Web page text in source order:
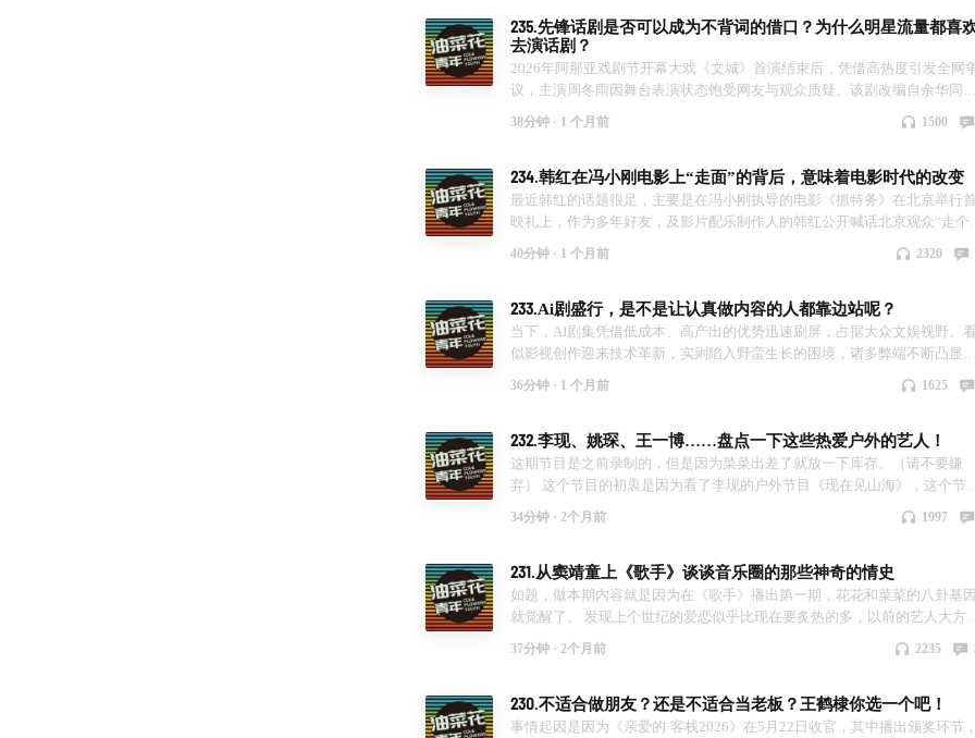
闯敢拼，武侠、都市、市井、喜剧百花齐放，一部部作品风靡两岸三地。
南生搭建工业体系，保障创作可持续；谢贤等老一辈演员打磨演技，塑造无
数深入人心的角色，台前幕后携手，共同铸就港片无可复制的辉煌。 如今
位传奇先后远去，一代人的青春记忆随之褪色。但他们留下的经典影片、开
会永远留存于光影之中，成为后世回望香港影视黄金时代最珍贵的印记。
荣誉》。架空古偶、甜宠、流水线仙侠极少提名重磅奖项，即便古装获奖
仅限历史正剧（《天下长河》），架空权谋、古偶基本出局。飞天、金鹰同
步倾斜：《觉醒年代》《功勋》《三体》《人世间》包揽三大奖各大奖项
同一批优质现实剧跨三奖拿奖成为常态。 在油菜花分析来看，底层评审逻辑
统一：优先“小人物映照大时代”，看重作品社会观照、人文温度，纯粹娱乐
化、脱离现实的叙事不再受主流奖项青睐。未来的90后演员必须靠正剧转型
235.先锋话剧是否可以成为不背词的借口？为什么明星流量都喜
去演话剧？
2026年阿那亚戏剧节开幕大戏《文城》首演结束后，凭借高热度引发全网
议，主演周冬雨因舞台表演状态饱受网友与观众质疑。该剧改编自余华同名
880元。现场观众反馈，整场演出中周冬雨全程依赖提词器与纸质台本，未
错，表演状态松散，未能沉浸式塑造角色，不少观众直言体验感极差，纷纷
提出退票诉求。 事件迅速登上热搜引发激烈讨论。对此，主创团队及周冬雨
后续作出回应，称该剧属于先锋实验戏剧，无固定剧本，每日演出内容均有
果。本次内容里，花花和菜菜就周冬雨不背词一事为引，谈谈经历的话剧
38分钟 · 1 个月前 1500
234.韩红在冯小刚电影上“走面”的背后，意味着电影时代的改变
最近韩红的话题很足，主要是在冯小刚执导的电影《抓特务》在北京举行首
映礼上，作为多年好友，及影片配乐制作人的韩红公开喊话北京观众“走个
个面子，捧个场”，只要把第一波票房稳住，后续票房就会源源不断。 韩红
人喜好，而并非所谓的“面子”。同时在这件事的背后，也意味着整个市场的
大洗牌，很多演员接不到戏了，大导演的作品没人看了，中国电影过去的时
代过去了，人们更看中的是口碑，而不是“刷单”的假象…… 本期节目中，花
40分钟 · 1 个月前 2320
233.Ai剧盛行，是不是让认真做内容的人都靠边站呢？
当下，AI剧集凭借低成本、高产出的优势迅速刷屏，占据大众文娱视野。看
似影视创作迎来技术革新，实则陷入野蛮生长的困境，诸多弊端不断凸显，
AI剧最大的问题是内容高度同质化与粗制滥造。依托固定算法模板，绝大多
残缺、台词空洞乏味。 而Ai剧背后也显示了一个问题，认真做内容的影视剧
不多了。AI量产模式挤压真人创作空间，演员、服化、摄影等影视从业者岗
位锐减，传统影视创作生态遭受重创，本期节目里我们就聊聊这个事情。
36分钟 · 1 个月前 1625
232.李现、姚琛、王一博……盘点一下这些热爱户外的艺人！
这期节目是之前录制的，但是因为菜菜出差了就放一下库存。（请不要嫌
弃） 这个节目的初衷是因为看了李现的户外节目《现在见山海》，这个节目
单盘点了一些我们知道的，那些喜欢户外的艺人。 这两年，很多人会走入户
他们表达自己生活态度的方式。当然，本期节目主打一个欢乐，不是较真
局，也是希望大家能有一个快乐的户外。
34分钟 · 2个月前 1997
231.从窦靖童上《歌手》谈谈音乐圈的那些神奇的情史
如题，做本期内容就是因为在《歌手》播出第一期，花花和菜菜的八卦基因
就觉醒了。 发现上个世纪的爱恋似乎比现在要炙热的多，以前的艺人大方认
轰轰烈烈，最终都相忘于江湖。
37分钟 · 2个月前 2235
230.不适合做朋友？还是不适合当老板？王鹤棣你选一个吧！
事情起因是因为《亲爱的·客栈2026》在5月22日收官，其中播出颁奖环节，